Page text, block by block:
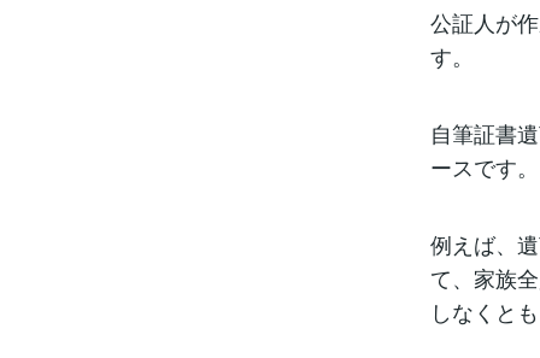
公証人が
す。
自筆証書
ースです。
例えば、
て、家族
しなくと